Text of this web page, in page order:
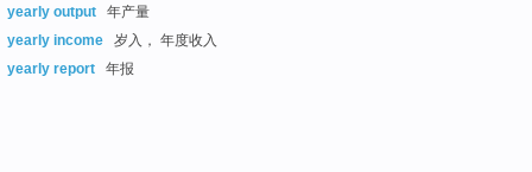
yearly output
年产量
yearly income
岁入， 年度收入
yearly report
年报